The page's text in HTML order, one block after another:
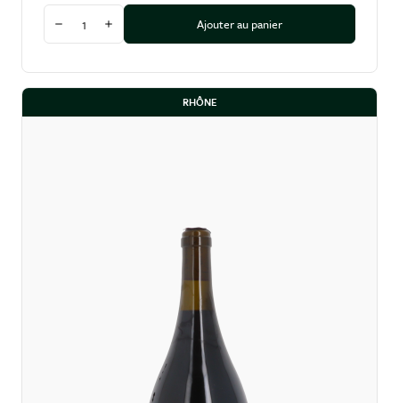
Diminuer la quantité
Augmenter la quantitéAjouter au panier
RHÔNE